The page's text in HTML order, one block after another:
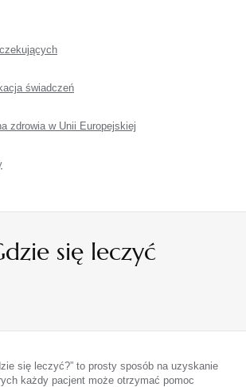
świadczeń
zdrowia w Unii Europejskiej
się leczyć
się leczyć?” to prosty sposób na uzyskanie
każdy pacjent może otrzymać pomoc